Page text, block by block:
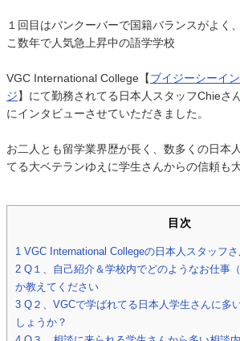
１回目はバンクーバーで国籍バランスがよく
こ数年で人気急上昇中の語学学校
VGC International College【ブイジーシーイ
ジ】にて勤務されてる日本人スタッフChieさ
にインタビューさせていただきました。
お二人とも留学業界歴が長く、数多くの日本
てる大ベテランゆえに学生さんからの信頼も
目次
1 VGC International Collegeの日本人スタッフ
2 Q１、自己紹介＆学校内でどのようなお仕事
か教えてください
3 Q２、VGCで学ばれてる日本人学生さんに多
しょうか？